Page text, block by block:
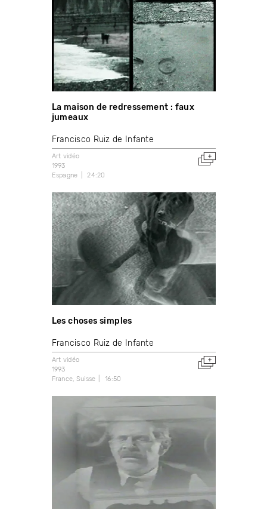
La maison de redressement : faux
jumeaux
Francisco Ruiz de Infante
Art vidéo
1993
Espagne
24:20
Les choses simples
Francisco Ruiz de Infante
Art vidéo
1993
France Suisse 16:50